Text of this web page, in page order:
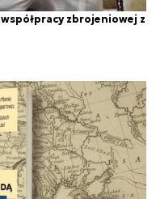
zbrojeniowej z